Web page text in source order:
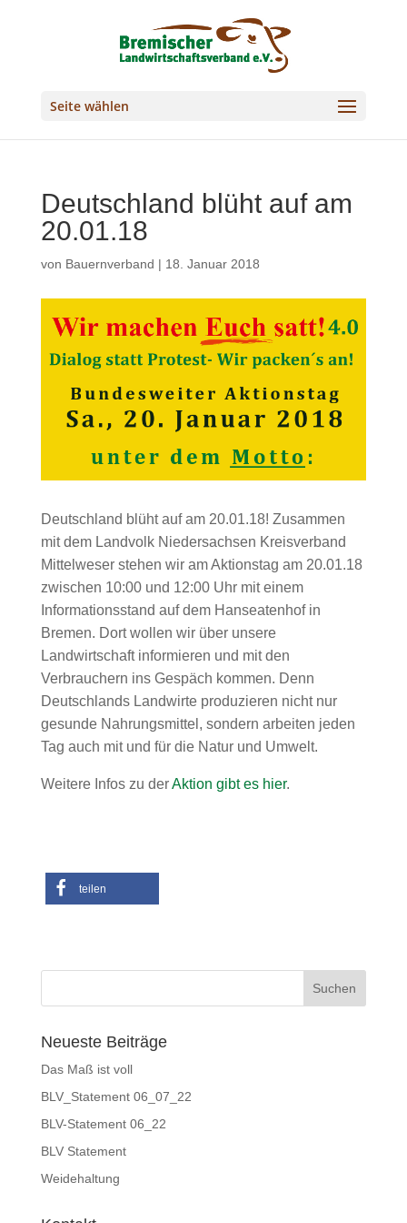
Seite wählen
Deutschland blüht auf am
20.01.18
von Bauernverband | 18. Januar 2018
Deutschland blüht auf am 20.01.18! Zusammen
mit dem Landvolk Niedersachsen Kreisverband
Mittelweser stehen wir am Aktionstag am 20.01.18
zwischen 10:00 und 12:00 Uhr mit einem
Informationsstand auf dem Hanseatenhof in
Bremen. Dort wollen wir über unsere
Landwirtschaft informieren und mit den
Verbrauchern ins Gespäch kommen. Denn
Deutschlands Landwirte produzieren nicht nur
gesunde Nahrungsmittel, sondern arbeiten jeden
Tag auch mit und für die Natur und Umwelt.
Weitere Infos zu derAktion gibt es hier.
teilen
Neueste Beiträge
Das Maß ist voll
BLV_Statement 06_07_22
BLV-Statement 06_22
BLV Statement
Weidehaltung